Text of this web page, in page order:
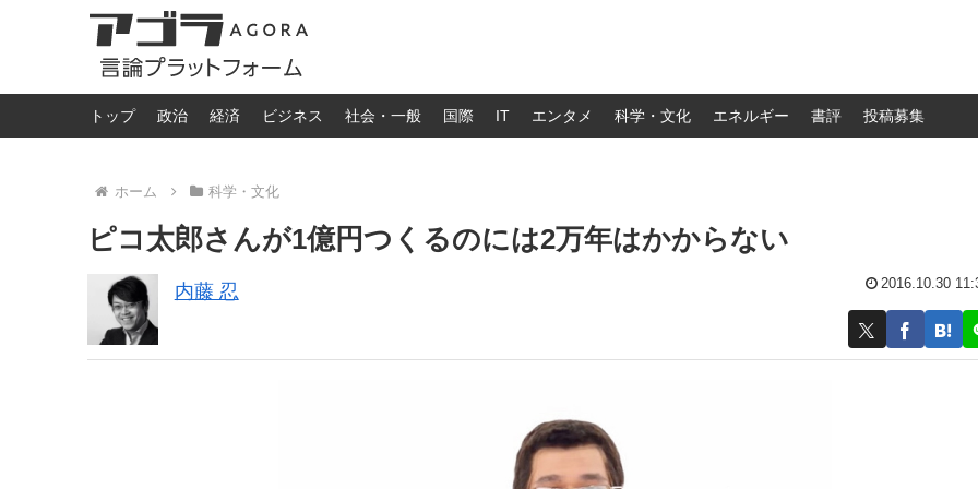
トップ 政治 経済 ビジネス 社会・一般 国際 IT エンタメ 科学・文化 エネルギー 書評 投稿募集
ホーム 科学・文化
ピコ太郎さんが1億円つくるのには2万年はかからない
内藤 忍 2016.10.30